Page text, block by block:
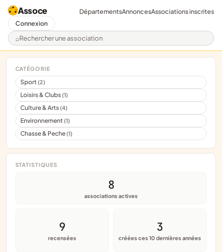
Assoce
Rechercher une association
DépartementsAnnoncesAssociations inscrites
Connexion
CATÉGORIE
Sport(2)
Loisirs & Clubs(1)
Culture & Arts(4)
Environnement(1)
Chasse & Peche(1)
STATISTIQUES
8
associations actives
9
recensées
3
créées ces 10 dernières années